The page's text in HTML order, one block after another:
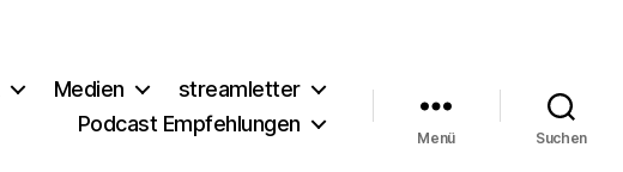
Medien
streamletter
Podcast Empfehlungen
Menü Suchen